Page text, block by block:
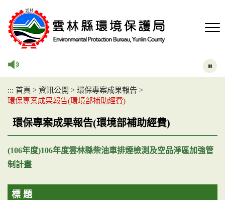
::: 首頁 > 資訊公開 > 環保專案成果報告 >
環保專案成果報告(環境部補助經費)
環保專案成果報告(環境部補助經費)
(106年度)106年度雲林縣柴油車排煙檢測及空品淨區加強管
制計畫
標 題